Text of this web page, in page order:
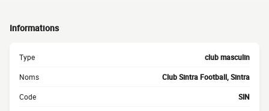
Informations
Type club masculin
Noms Club Sintra Football, Sintra
Code SIN